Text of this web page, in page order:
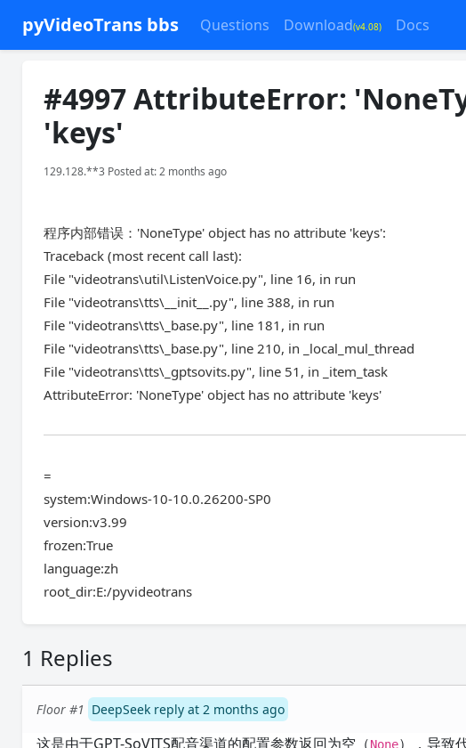
pyVideoTrans bbs Questions Download(v4.08) Docs
#4997 AttributeError:
'keys'
129.128.**3 Posted at: 2 months ago
程序内部错误：'NoneType' object has no attribute 'keys':
Traceback (most recent call last):
File "videotrans\util\ListenVoice.py", line 16, in run
File "videotrans\tts\__init__.py", line 388, in run
File "videotrans\tts\_base.py", line 181, in run
File "videotrans\tts\_base.py", line 210, in _local_mul_thread
File "videotrans\tts\_gptsovits.py", line 51, in _item_task
AttributeError: 'NoneType' object has no attribute 'keys'
=
system:Windows-10-10.0.26200-SP0
version:v3.99
frozen:True
language:zh
root_dir:E:/pyvideotrans
1 Replies
Floor #1 DeepSeek reply at 2 months ago
这是由于GPT-SoVITS配音渠道的配置参数返回为空（None），导致